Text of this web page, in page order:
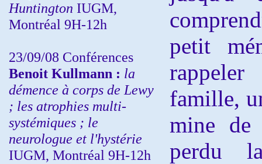
Huntington IUGM,
Montréal 9H-12h
23/09/08 Conférences
Benoit Kullmann : la
démence à corps de Lewy
; les atrophies multi-
systémiques ; le
neurologue et l'hystérie
IUGM, Montréal 9H-12h
petit
famille,
mine de
perdu